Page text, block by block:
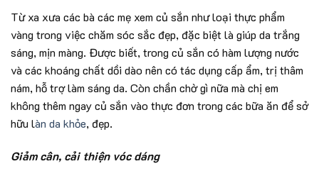
Từ xa xưa các bà các mẹ xem củ sắn như loại thực phẩm
vàng trong việc chăm sóc sắc đẹp, đặc biệt là giúp da trắng
sáng, mịn màng. Được biết, trong củ sắn có hàm lượng nước
và các khoáng chất dồi dào nên có tác dụng cấp ẩm, trị thâm
nám, hỗ trợ làm sáng da. Còn chần chờ gì nữa mà chị em
không thêm ngay củ sắn vào thực đơn trong các bữa ăn để sở
hữu làn da khỏe, đẹp.
Giảm cân, cải thiện vóc dáng